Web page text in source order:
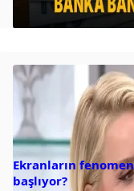
Ekranların
başlıyor?